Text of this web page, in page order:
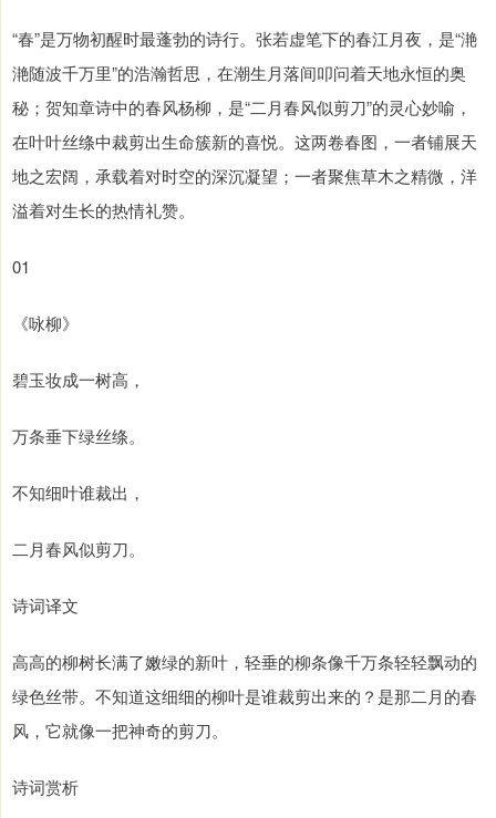
“春”是万物初醒时最蓬勃的诗行。张若虚笔下的春江月夜，是“滟
滟随波千万里”的浩瀚哲思，在潮生月落间叩问着天地永恒的奥
秘；贺知章诗中的春风杨柳，是“二月春风似剪刀”的灵心妙喻，
在叶叶丝绦中裁剪出生命簇新的喜悦。这两卷春图，一者铺展天
地之宏阔，承载着对时空的深沉凝望；一者聚焦草木之精微，洋
溢着对生长的热情礼赞。
01
《咏柳》
碧玉妆成一树高，
万条垂下绿丝绦。
不知细叶谁裁出，
二月春风似剪刀。
诗词译文
高高的柳树长满了嫩绿的新叶，轻垂的柳条像千万条轻轻飘动的
绿色丝带。不知道这细细的柳叶是谁裁剪出来的？是那二月的春
风，它就像一把神奇的剪刀。
诗词赏析